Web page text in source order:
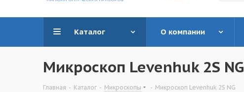
Каталог О компании
Микроскоп Levenhuk 2S NG
Главная - Каталог - Микроскопы - Микроскоп Levenhuk 2S NG